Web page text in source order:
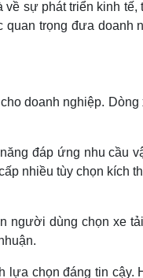
sự phát triển kinh
trọng đưa doanh
doanh nghiệp.
đáp ứng nhu cầu
nhiều tùy chọn kích
người dùng chọn xe
chọn đáng tin cậy.